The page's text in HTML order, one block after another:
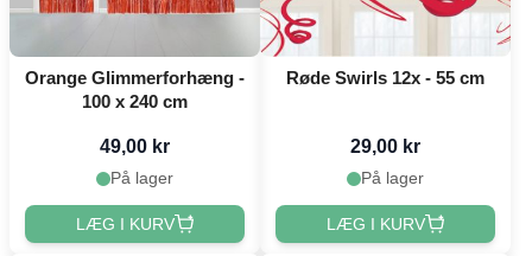
Orange Glimmerforhæng -
100 x 240 cm
49,00 kr
På lager
LÆG I KURV
Røde Swirls 12x - 55 cm
29,00 kr
På lager
LÆG I KURV